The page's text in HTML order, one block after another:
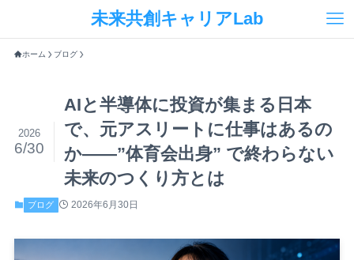
未来共創キャリアLab
ホーム ブログ
AIと半導体に投資が集まる日本
で、元アスリートに仕事はあるの
か——”体育会出身” で終わらない
未来のつくり方とは
2026
6/30
ブログ 2026年6月30日